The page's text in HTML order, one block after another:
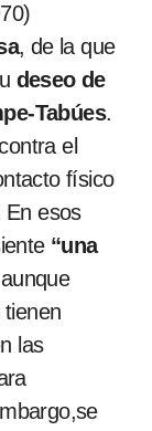
, de la que
deseo de
Tabúes.
el
físico
En esos
“una
las